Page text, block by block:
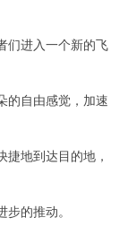
进入一个新的飞
自由感觉，加速
地到达目的地，
的推动。